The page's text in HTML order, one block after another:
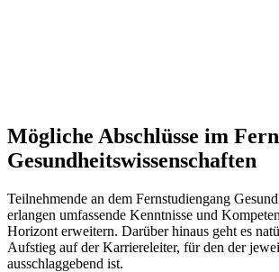
Mögliche Abschlüsse im
Gesundheitswissenschaften
Teilnehmende an dem Fernstudiengang
erlangen umfassende Kenntnisse und
Horizont erweitern. Darüber hinaus geht es
Aufstieg auf der Karriereleiter, für den der
ausschlaggebend ist.